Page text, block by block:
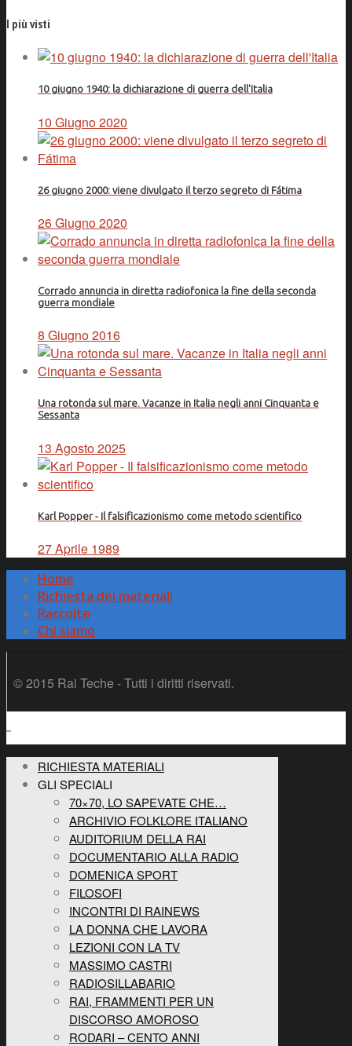
I più visti
10 giugno 1940: la dichiarazione di guerra dell'Italia
10 Giugno 2020
26 giugno 2000: viene divulgato il terzo segreto di Fátima
26 Giugno 2020
Corrado annuncia in diretta radiofonica la fine della seconda
guerra mondiale
8 Giugno 2016
Una rotonda sul mare. Vacanze in Italia negli anni Cinquanta e
Sessanta
13 Agosto 2025
Karl Popper - Il falsificazionismo come metodo scientifico
27 Aprile 1989
Home
Richiesta dei materiali
Raccolte
Chi siamo
© 2015 Rai Teche - Tutti i diritti riservati.
RICHIESTA MATERIALI
GLI SPECIALI
70×70, LO SAPEVATE CHE…
ARCHIVIO FOLKLORE ITALIANO
AUDITORIUM DELLA RAI
DOCUMENTARIO ALLA RADIO
DOMENICA SPORT
FILOSOFI
INCONTRI DI RAINEWS
LA DONNA CHE LAVORA
LEZIONI CON LA TV
MASSIMO CASTRI
RADIOSILLABARIO
RAI, FRAMMENTI PER UN
DISCORSO AMOROSO
RODARI – CENTO ANNI